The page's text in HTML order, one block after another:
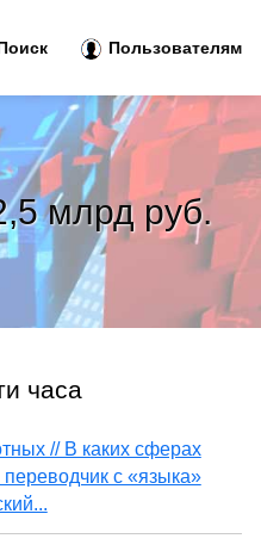
млрд руб.
часа
// В каких сферах
с «языка»
Пользователям